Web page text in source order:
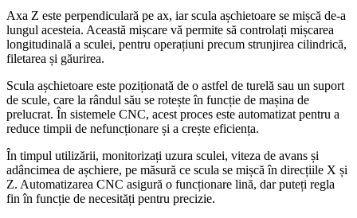
Axa Z este perpendiculară pe ax, iar scula așchietoare se mișcă de-a
lungul acesteia. Această mișcare vă permite să controlați mișcarea
longitudinală a sculei, pentru operațiuni precum strunjirea cilindrică,
filetarea și găurirea.
Scula așchietoare este poziționată de o astfel de turelă sau un suport
de scule, care la rândul său se rotește în funcție de mașina de
prelucrat. În sistemele CNC, acest proces este automatizat pentru a
reduce timpii de nefuncționare și a crește eficiența.
În timpul utilizării, monitorizați uzura sculei, viteza de avans și
adâncimea de așchiere, pe măsură ce scula se mișcă în direcțiile X și
Z. Automatizarea CNC asigură o funcționare lină, dar puteți regla
fin în funcție de necesități pentru precizie.